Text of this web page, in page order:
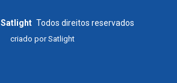
Satlight Todos direitos reservados
criado porSatlight